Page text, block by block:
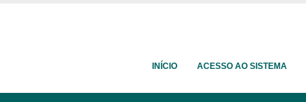
INÍCIO ACESSO AO SISTEMA